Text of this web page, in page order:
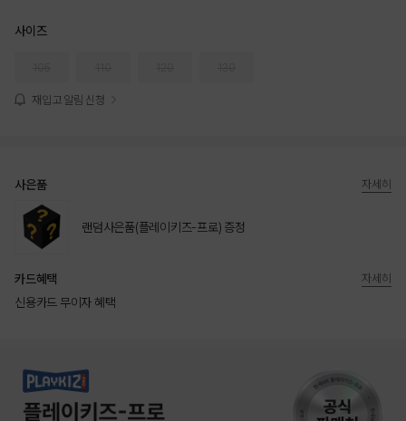
사이즈
재입고 알림 신청
사은품
랜덤사은품(플레이키즈-프로) 증정
자세히
카드혜택
신용카드 무이자 혜택
자세히